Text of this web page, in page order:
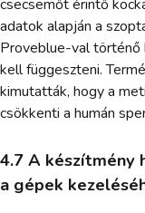
csecsemőt érintő
adatok alapján a
Proveblue-val
kell függeszteni.
kimutatták, hogy a
csökkenti a humán
4.7 A készítmény
a gépek